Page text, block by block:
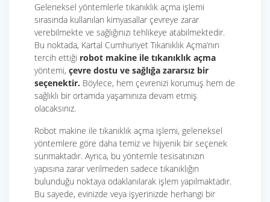
Geleneksel yöntemlerle tıkanıklık açma işlemi
sırasında kullanılan kimyasallar çevreye zarar
verebilmekte ve sağlığınızı tehlikeye atabilmektedir.
Bu noktada, Kartal Cumhuriyet Tıkanıklık Açma’nın
tercih ettiği robot makine ile tıkanıklık açma
yöntemi, çevre dostu ve sağlığa zararsız bir
seçenektir. Böylece, hem çevrenizi korumuş hem de
sağlıklı bir ortamda yaşamınıza devam etmiş
olacaksınız.
Robot makine ile tıkanıklık açma işlemi, geleneksel
yöntemlere göre daha temiz ve hijyenik bir seçenek
sunmaktadır. Ayrıca, bu yöntemle tesisatınızın
yapısına zarar verilmeden sadece tıkanıklığın
bulunduğu noktaya odaklanılarak işlem yapılmaktadır.
Bu sayede, evinizde veya işyerinizde herhangi bir